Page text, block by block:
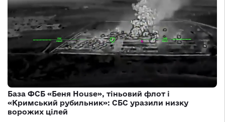
База ФСБ «Беня House», тіньовий флот і
«Кримський рубильник»: СБС уразили низку
ворожих цілей